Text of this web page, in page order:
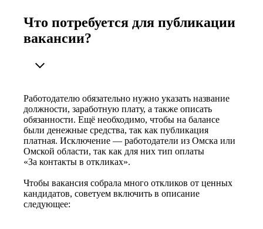
Что потребуется для публикации
вакансии?
Работодателю обязательно нужно указать название
должности, заработную плату, а также описать
обязанности. Ещё необходимо, чтобы на балансе
были денежные средства, так как публикация
платная. Исключение — работодатели из Омска или
Омской области, так как для них тип оплаты
«За контакты в откликах».
Чтобы вакансия собрала много откликов от ценных
кандидатов, советуем включить в описание
следующее: